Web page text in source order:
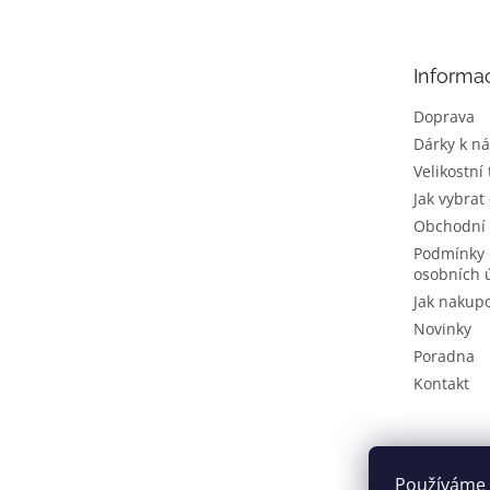
Doprava
Dárky k
Velikostní
Jak
osobních
Jak
Novinky
Poradna
Kontakt